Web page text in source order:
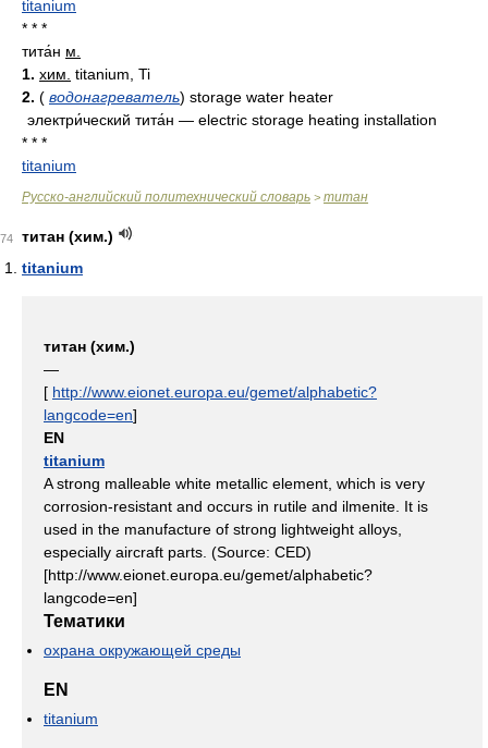
titanium
* * *
тита́н м.
1. хим. titanium, Ti
2. ( водонагреватель) storage water heater
электри́ческий тита́н — electric storage heating installation
* * *
titanium
Русско-английский политехнический словарь > титан
74
титан (хим.)
titanium
титан (хим.)
—
[ http://www.eionet.europa.eu/gemet/alphabetic?
langcode=en]
EN
titanium
A strong malleable white metallic element, which is very
corrosion-resistant and occurs in rutile and ilmenite. It is
used in the manufacture of strong lightweight alloys,
especially aircraft parts. (Source: CED)
[http://www.eionet.europa.eu/gemet/alphabetic?
langcode=en]
Тематики
охрана окружающей среды
EN
titanium